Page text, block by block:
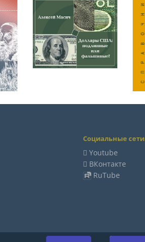
Социальные сети
Youtube
ВКонтакте
RuTube